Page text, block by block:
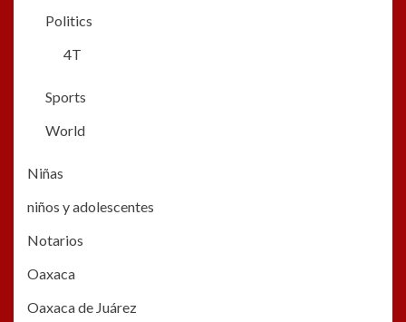
Politics
4T
Sports
World
Niñas
niños y adolescentes
Notarios
Oaxaca
Oaxaca de Juárez